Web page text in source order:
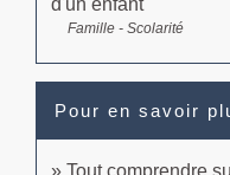
d'un enfant
Famille - Scolarité
Pour en savoir